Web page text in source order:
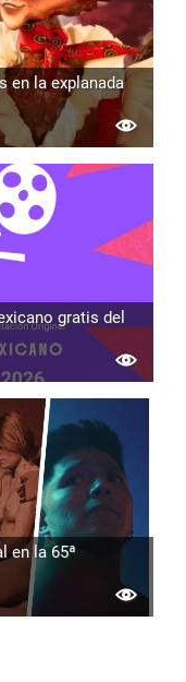
en la explanada
gratis del
la 65ª